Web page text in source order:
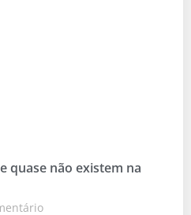
quase não existem na